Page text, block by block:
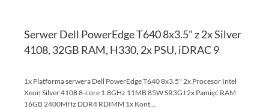
Serwer Dell PowerEdge T640 8x3.5" z 2x Silver
4108, 32GB RAM, H330, 2x PSU, iDRAC 9
1x Platforma serwera Dell PowerEdge T640 8x3.5" 2x Procesor Intel
Xeon Silver 4108 8-core 1.8GHz 11MB 85W SR3GJ 2x Pamięć RAM
16GB 2400MHz DDR4 RDIMM 1x Kont...